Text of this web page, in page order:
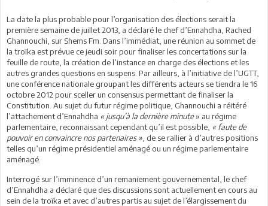
La date la plus probable pour l’organisation des élections serait la
première semaine de juillet 2013, a déclaré le chef d’Ennahdha, Rached
Ghannouchi, sur Shems Fm. Dans l’immédiat, une réunion au sommet de
la troïka est prévue ce jeudi soir pour finaliser les concertations sur la
feuille de route, la création de l’instance en charge des élections et les
autres grandes questions en suspens. Par ailleurs, à l’initiative de l’UGTT,
une conférence nationale groupant les différents acteurs se tiendra le 16
octobre 2012 pour sceller un consensus permettant de finaliser la
Constitution. Au sujet du futur régime politique, Ghannouchi a réitéré
l’attachement d’Ennahdha « jusqu’à la dernière minute» au régime
parlementaire, reconnaissant cependant qu’il est possible, « faute de
pouvoir en convaincre nos partenaires » , de se rallier à d’autres positions
telles qu’un régime présidentiel aménagé ou un régime parlementaire
aménagé.
Interrogé sur l’imminence d’un remaniement gouvernemental, le chef
d’Ennahdha a déclaré que des discussions sont actuellement en cours au
sein de la troïka et avec d’autres partis au sujet de l’élargissement du